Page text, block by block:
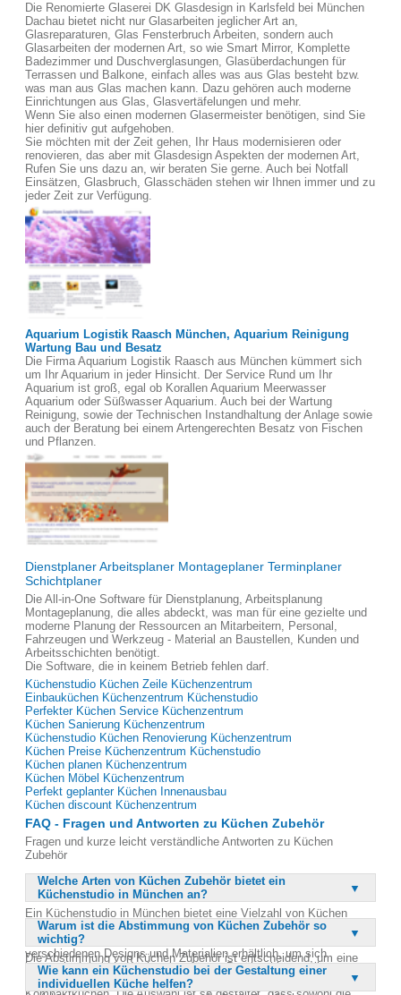
Die Renomierte Glaserei DK Glasdesign in Karlsfeld bei München
Dachau bietet nicht nur Glasarbeiten jeglicher Art an,
Glasreparaturen, Glas Fensterbruch Arbeiten, sondern auch
Glasarbeiten der modernen Art, so wie Smart Mirror, Komplette
Badezimmer und Duschverglasungen, Glasüberdachungen für
Terrassen und Balkone, einfach alles was aus Glas besteht bzw.
was man aus Glas machen kann. Dazu gehören auch moderne
Einrichtungen aus Glas, Glasvertäfelungen und mehr.
Wenn Sie also einen modernen Glasermeister benötigen, sind Sie
hier definitiv gut aufgehoben.
Sie möchten mit der Zeit gehen, Ihr Haus modernisieren oder
renovieren, das aber mit Glasdesign Aspekten der modernen Art,
Rufen Sie uns dazu an, wir beraten Sie gerne. Auch bei Notfall
Einsätzen, Glasbruch, Glasschäden stehen wir Ihnen immer und zu
jeder Zeit zur Verfügung.
Aquarium Logistik Raasch München, Aquarium Reinigung
Wartung Bau und Besatz
Die Firma Aquarium Logistik Raasch aus München kümmert sich
um Ihr Aquarium in jeder Hinsicht. Der Service Rund um Ihr
Aquarium ist groß, egal ob Korallen Aquarium Meerwasser
Aquarium oder Süßwasser Aquarium. Auch bei der Wartung
Reinigung, sowie der Technischen Instandhaltung der Anlage sowie
auch der Beratung bei einem Artengerechten Besatz von Fischen
und Pflanzen.
Dienstplaner Arbeitsplaner Montageplaner Terminplaner
Schichtplaner
Die All-in-One Software für Dienstplanung, Arbeitsplanung
Montageplanung, die alles abdeckt, was man für eine gezielte und
moderne Planung der Ressourcen an Mitarbeitern, Personal,
Fahrzeugen und Werkzeug - Material an Baustellen, Kunden und
Arbeitsschichten benötigt.
Die Software, die in keinem Betrieb fehlen darf.
Küchenstudio Küchen Zeile Küchenzentrum
Einbauküchen Küchenzentrum Küchenstudio
Perfekter Küchen Service Küchenzentrum
Küchen Sanierung Küchenzentrum
Küchenstudio Küchen Renovierung Küchenzentrum
Küchen Preise Küchenzentrum Küchenstudio
Küchen planen Küchenzentrum
Küchen Möbel Küchenzentrum
Perfekt geplanter Küchen Innenausbau
Küchen discount Küchenzentrum
FAQ - Fragen und Antworten zu Küchen Zubehör
Fragen und kurze leicht verständliche Antworten zu Küchen
Zubehör
Welche Arten von Küchen Zubehör bietet ein
Küchenstudio in München an?
Ein Küchenstudio in München bietet eine Vielzahl von Küchen
Zubehör an, darunter hochwertige Arbeitsplatten, Armaturen und
Spülbecken von renommierten Herstellern. Diese Produkte sind in
verschiedenen Designs und Materialien erhältlich, um sich
harmonisch in jede Küche einzufügen. Darüber hinaus gibt es
spezielle Lösungen für Groß- und Kleinküchen sowie für Wohn- und
Warum ist die Abstimmung von Küchen Zubehör so
wichtig?
Die Abstimmung von Küchen Zubehör ist entscheidend, um eine
harmonische und funktionale Küchenumgebung zu schaffen. Jedes
Element, von den Arbeitsplatten bis zu den Armaturen, sollte
Wie kann ein Küchenstudio bei der Gestaltung einer
individuellen Küche helfen?